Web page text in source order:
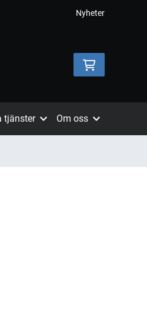
Nyheter
tjänster Om oss